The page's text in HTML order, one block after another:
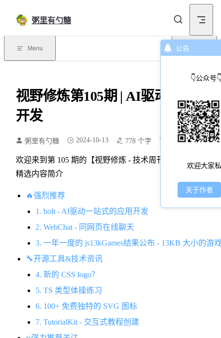
公告
👇公众号
欢迎大家
关于作者
粥里有勺糖
Menu 目录
视野修炼第105期 | AI驱动全栈应
开发
粥里有勺糖 2024-10-13 778 个字 6 分钟
欢迎来到第 105 期的【视野修炼 - 技术周刊】，下面是本期
精选内容简介
🔥强烈推荐
1. bolt - AI驱动一站式的应用开发
2. WebChat - 同网页在线聊天
3. 一年一度的 js13kGames结果公布 - 13KB 大小的游
🔧开源工具&技术资讯
4. 新的 CSS logo？
5. TS 类型体操练习
6. 100+ 免费独特的 SVG 图标
7. TutorialKit - 交互式教程创建